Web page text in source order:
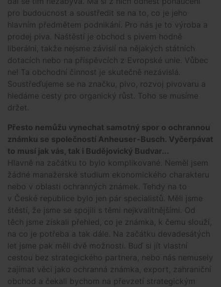
pro budoucnost a soustředit se na to, co je jeho
hlavním předmětem podnikání. Pro nás je to výroba a
prodej piva. Naštěstí je obchod s pivem hodně
liberální, takže nejsme závislí na nějakých státních
dotacích nebo na příspěvcích z Evropské unie. Vůbec
ne! Ta obchodní činnost je skutečně nezávislá.
Soustřeďujeme se na značku, pivo, rozvoj pivovaru a
hledáme cesty pro organický růst. Toho se musíme
držet.
Přesto nemůžu vynechat samotný spor o ochrannou
známku se společností Anheuser-Busch. Vyčerpávat
to musí jak vás, tak i Budějovický Budvar...
Hlavně na začátku to bylo komplikované. Neměl jsem
žádné manažerské studium ekonomického charakteru
nebo v oblasti ochranných známek. Tehdy na to
v České republice bylo jen pár specialistů. Měli jsme
štěstí, že jsme se spojili s těmi nejkvalitnějšími. Od
těch jsme získali přehled, co je známka, k čemu slouží,
na co je potřeba a tak dále. Na začátku devadesátých
let jsme pak měli dvě možnosti. Buď si jít vlastní
cestou bez strategického partnera, nebo nás nemusely
zajímat věci jako ochranná známka, export, zahraniční
obchod a čekali bychom na převzetí strategickým